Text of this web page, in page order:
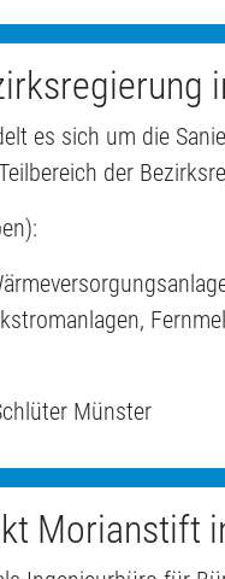
es sich um die
der
Münster
Morianstift